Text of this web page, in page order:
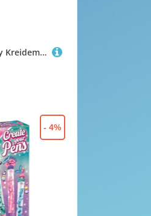
KREUL 22731 - Chalky Kreidemarker XXL, Snow White, matt, pastellige Flüssigkreide, non-permanenter Kreidemarker zum Bemalen & Beschreiben von Tafel- und Glasoberflächen
- 4%